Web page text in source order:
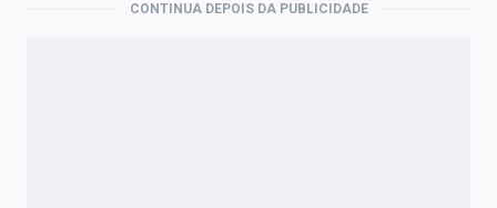
CONTINUA DEPOIS DA PUBLICIDADE